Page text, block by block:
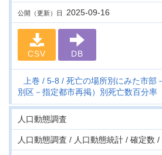
公開（更新）日 2025-09-16
CSV DB
上巻 5-8
死亡の場所別にみた市部
別区－指定都市再掲）別死亡数百分率
人口動態調査
人口動態調査 / 人口動態統計 / 確定数 /